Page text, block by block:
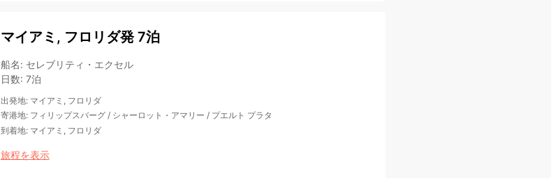
マイアミ, フロリダ発 7泊
船名: セレブリティ・エクセル
日数: 7泊
出発地: マイアミ, フロリダ
寄港地: フィリップスバーグ/ シャーロット・アマリー / プエルト プラタ
到着地: マイアミ, フロリダ
旅程を表示